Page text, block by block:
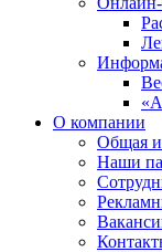
О компании
Общая
Наши